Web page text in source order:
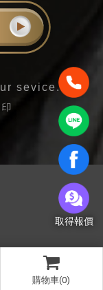
購物車(0)
sevice.
作品案例
取得報價